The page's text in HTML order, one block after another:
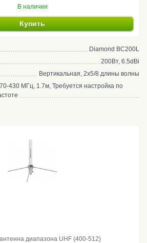
В наличии
Купить
Diamond BC200L
200Вт, 6.5dBi
Вертикальная, 2x5/8 длины волны
430 МГц, 1.7м, Требуется настройка по
диапазона UHF (400-512)